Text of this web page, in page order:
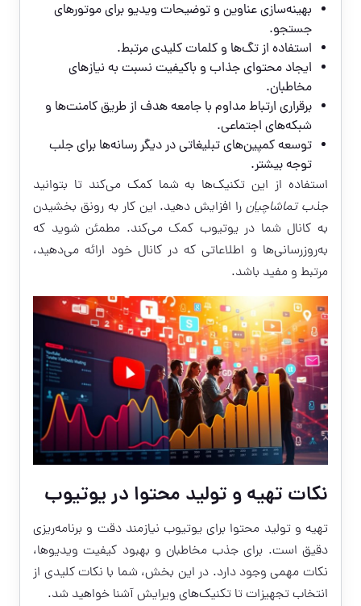
بهینه‌سازی عناوین و توضیحات ویدیو برای موتورهای
جستجو.
استفاده از تگ‌ها و کلمات کلیدی مرتبط.
ایجاد محتوای جذاب و باکیفیت نسبت به نیازهای
مخاطبان.
برقراری ارتباط مداوم با جامعه هدف از طریق کامنت‌ها و
شبکه‌های اجتماعی.
توسعه کمپین‌های تبلیغاتی در دیگر رسانه‌ها برای جلب
توجه بیشتر.
استفاده از این تکنیک‌ها به شما کمک می‌کند تا بتوانید
جذب تماشاچیانرا افزایش دهید. این کار به رونق بخشیدن
به کانال شما در یوتیوب کمک می‌کند. مطمئن شوید که
به‌روزرسانی‌ها و اطلاعاتی که در کانال خود ارائه می‌دهید،
مرتبط و مفید باشد.
نکات تهیه و تولید محتوا در یوتیوب
تهیه و تولید محتوا برای یوتیوب نیازمند دقت و برنامه‌ریزی
دقیق است. برای جذب مخاطبان و بهبود کیفیت ویدیوها،
نکات مهمی وجود دارد. در این بخش، شما با نکات کلیدی از
انتخاب تجهیزات تا تکنیک‌های ویرایش آشنا خواهید شد.